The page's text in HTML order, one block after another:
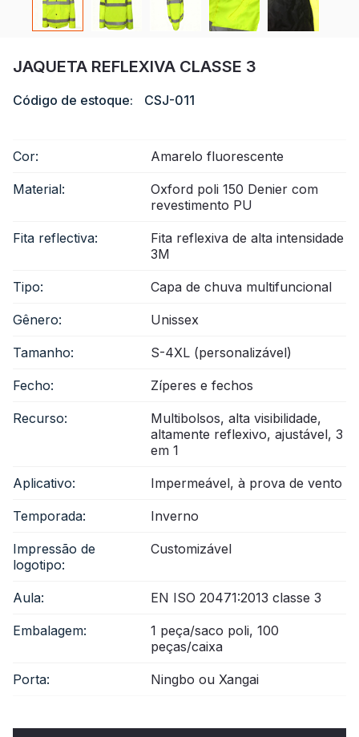
Vídeo
JAQUETA REFLEXIVA CLASSE 3
Código de estoque: CSJ-011
Cor: Amarelo fluorescente
Material:
Oxford poli 150 Denier com
revestimento PU
Fita reflectiva:
Fita reflexiva de alta intensidade
3M
Tipo: Capa de chuva multifuncional
Gênero: Unissex
Tamanho: S-4XL (personalizável)
Fecho: Zíperes e fechos
Recurso:
Multibolsos, alta visibilidade,
altamente reflexivo, ajustável, 3
em 1
Aplicativo: Impermeável, à prova de vento
Temporada: Inverno
Impressão de
logotipo:
Customizável
Aula: EN ISO 20471:2013 classe 3
Embalagem:
1 peça/saco poli, 100
peças/caixa
Porta: Ningbo ou Xangai